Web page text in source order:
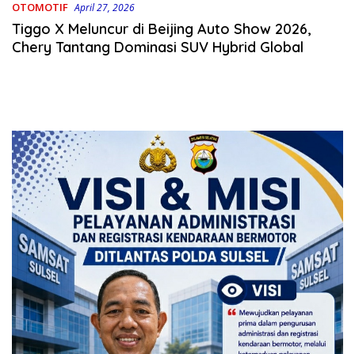
OTOMOTIF April 27, 2026
Tiggo X Meluncur di Beijing Auto Show 2026,
Chery Tantang Dominasi SUV Hybrid Global